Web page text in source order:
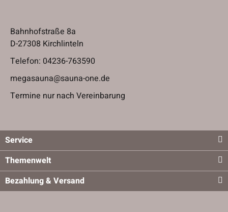
Bahnhofstraße 8a
D-27308 Kirchlinteln
Telefon: 04236-763590
megasauna@sauna-one.de
Termine nur nach Vereinbarung
Service
Themenwelt
Bezahlung & Versand